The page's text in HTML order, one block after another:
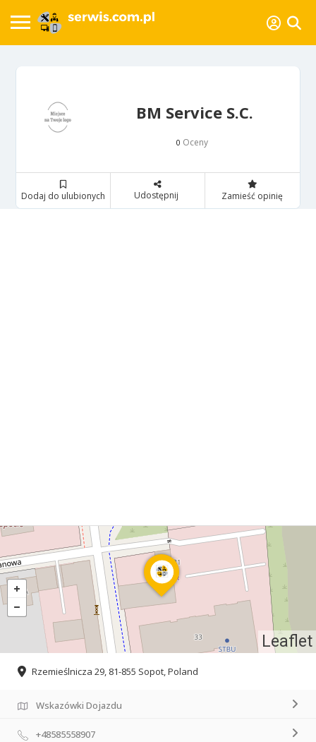
BM Service S.C.
0 Oceny
Dodaj do ulubionych Udostępnij Zamieść opinię
Leaflet
Rzemieślnicza 29, 81-855 Sopot, Poland
Wskazówki Dojazdu
+48585558907